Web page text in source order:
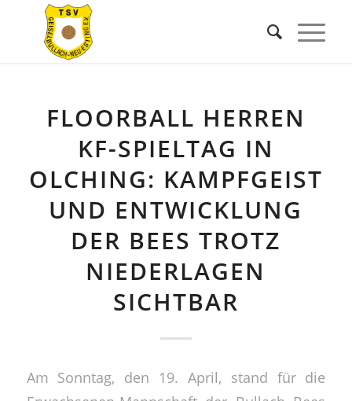
FLOORBALL HERREN
KF-SPIELTAG IN
OLCHING: KAMPFGEIST
UND ENTWICKLUNG
DER BEES TROTZ
NIEDERLAGEN
SICHTBAR
Am Sonntag, den 19. April, stand für die